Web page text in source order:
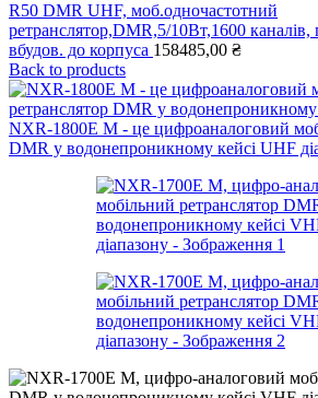
R50 DMR UHF, моб.одночастотний
ретранслятор,DMR,5/10Вт,1600
вбудов. до корпуса 158485,00 ₴
Back to products
NXR-1800E М - це цифроаналоговий
DMR у водонепроникному кейсі UHF